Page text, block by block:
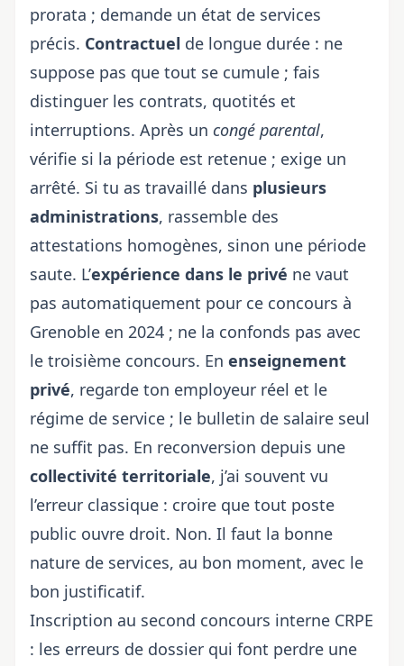
prorata ; demande un état de services
précis. Contractuel de longue durée : ne
suppose pas que tout se cumule ; fais
distinguer les contrats, quotités et
interruptions. Après un congé parental,
vérifie si la période est retenue ; exige un
arrêté. Si tu as travaillé dans plusieurs
administrations, rassemble des
attestations homogènes, sinon une période
saute. L’expérience dans le privé ne vaut
pas automatiquement pour ce concours à
Grenoble en 2024 ; ne la confonds pas avec
le troisième concours. En enseignement
privé, regarde ton employeur réel et le
régime de service ; le bulletin de salaire seul
ne suffit pas. En reconversion depuis une
collectivité territoriale, j’ai souvent vu
l’erreur classique : croire que tout poste
public ouvre droit. Non. Il faut la bonne
nature de services, au bon moment, avec le
bon justificatif.
Inscription au second concours interne CRPE
: les erreurs de dossier qui font perdre une